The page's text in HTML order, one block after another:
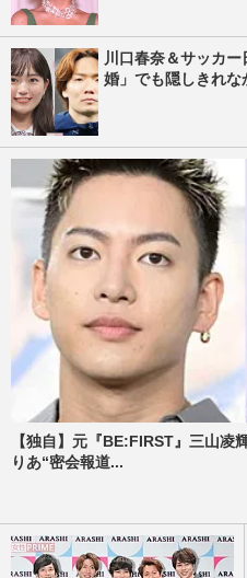
川口春奈＆サッカ
婚」でも隠しきれな
【独自】元『BE:FIRST』三山凌
りあ“密会報道...